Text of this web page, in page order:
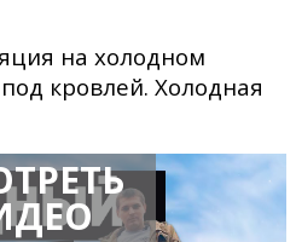
на холодном
кровлей. Холодная